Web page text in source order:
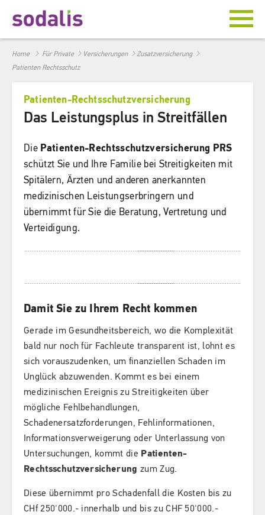
Home Für Private Versicherungen
Zusatzversicherung
Patienten Rechtsschutz
Patienten-Rechtsschutzversicherung
Das Leistungsplus in Streitfällen
Die Patienten-Rechtsschutzversicherung PRS
schützt Sie und Ihre Familie bei Streitigkeiten mit
Spitälern, Ärzten und anderen anerkannten
medizinischen Leistungserbringern und
übernimmt für Sie die Beratung, Vertretung und
Verteidigung.
Damit Sie zu Ihrem Recht kommen
Gerade im Gesundheitsbereich, wo die Komplexität
bald nur noch für Fachleute transparent ist, lohnt es
sich vorauszudenken, um finanziellen Schaden im
Unglück abzuwenden. Kommt es bei einem
medizinischen Ereignis zu Streitigkeiten über
mögliche Fehlbehandlungen,
Schadenersatzforderungen, Fehlinformationen,
Informationsverweigerung oder Unterlassung von
Untersuchungen, kommt die Patienten-
Rechtsschutzversicherung zum Zug.
Diese übernimmt pro Schadenfall die Kosten bis zu
CHf 250'000.- innerhalb und bis zu CHF 50'000.-